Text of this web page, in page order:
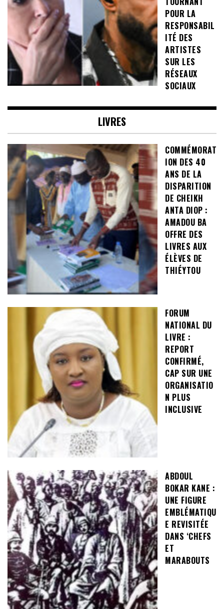
POUR LA
RESPONSABIL
ITÉ DES
ARTISTES
SUR LES
RÉSEAUX
SOCIAUX
LIVRES
COMMÉMORAT
ION DES 40
ANS DE LA
DISPARITION
DE CHEIKH
ANTA DIOP :
AMADOU BA
OFFRE DES
LIVRES AUX
ÉLÈVES DE
THIÉYTOU
FORUM
NATIONAL DU
LIVRE :
REPORT
CONFIRMÉ,
CAP SUR UNE
ORGANISATIO
N PLUS
INCLUSIVE
ABDOUL
BOKAR KANE :
UNE FIGURE
EMBLÉMATIQU
E REVISITÉE
DANS ‘CHEFS
ET
MARABOUTS